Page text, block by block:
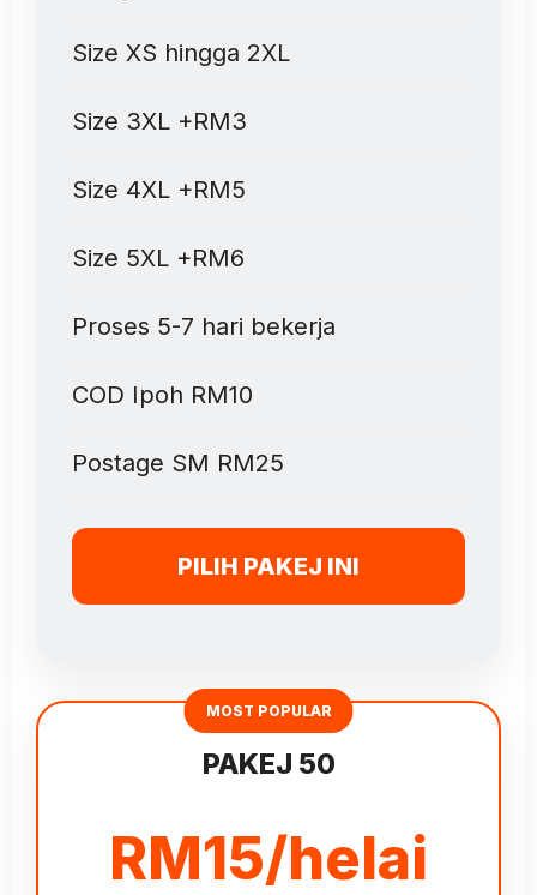
Size XS hingga 2XL
Size 3XL +RM3
Size 4XL +RM5
Size 5XL +RM6
Proses 5-7 hari bekerja
COD Ipoh RM10
Postage SM RM25
PILIH PAKEJ INI
MOST POPULAR
PAKEJ 50
RM15/helai